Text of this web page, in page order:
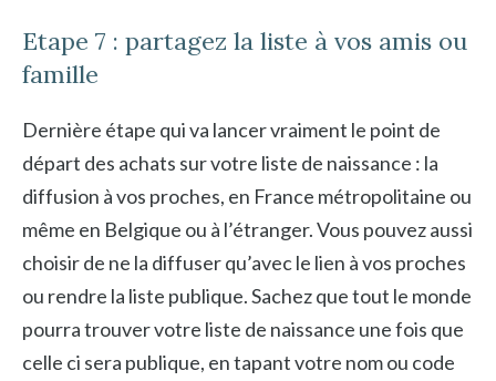
Etape 7 : partagez la liste à vos amis ou
famille
Dernière étape qui va lancer vraiment le point de
départ des achats sur votre liste de naissance : la
diffusion à vos proches, en France métropolitaine ou
même en Belgique ou à l’étranger. Vous pouvez aussi
choisir de ne la diffuser qu’avec le lien à vos proches
ou rendre la liste publique. Sachez que tout le monde
pourra trouver votre liste de naissance une fois que
celle ci sera publique, en tapant votre nom ou code